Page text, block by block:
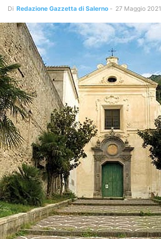
Di Redazione Gazzetta di Salerno - 27 Maggio 2021